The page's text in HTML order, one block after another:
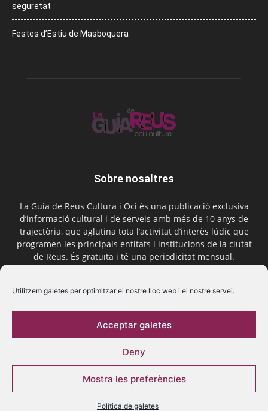
Utilitzem galetes per optimitzar el nostre lloc web i el nostre servei.
Acceptar galetes
Deny
Mostra les preferències
Política de galetes
seguretat
Festes d’Estiu de Masboquera
Sobre nosaltres
La Guia de Reus Cultura i Oci és una publicació exclusiva
d’informació cultural i de serveis amb més de 10 anys de
trajectòria, que aglutina tota l’activitat d’interès lúdic que
programen les principals entitats i institucions de la ciutat
de Reus. És gratuïta i té una periodicitat mensual.
Segueix-nos
© 2016 La Guia de Reus | Creada per Be Marketing